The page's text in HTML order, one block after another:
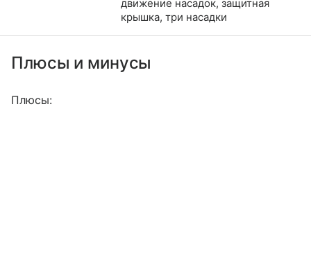
движение насадок, защитная
крышка, три насадки
Плюсы и минусы
Плюсы: